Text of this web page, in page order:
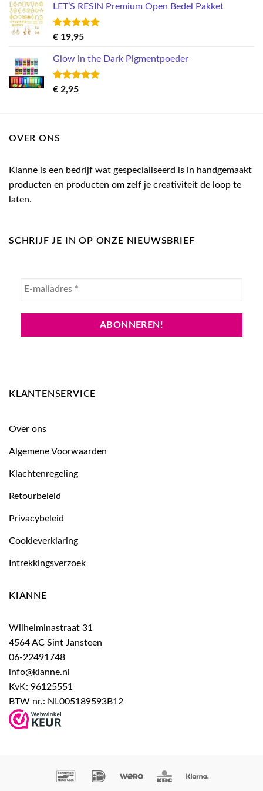
was:
€ 7,95.
is:
LET’S RESIN Premium Open Bedel Pakket
Gewaardeerd
€ 19,95
Glow in the Dark Pigmentpoeder
Gewaardeerd
€ 2,95
OVER ONS
Kianne is een bedrijf wat gespecialiseerd is in handgemaakt
producten en producten om zelf je creativiteit de loop te
laten.
SCHRIJF JE IN OP ONZE NIEUWSBRIEF
KLANTENSERVICE
Over ons
Algemene Voorwaarden
Klachtenregeling
Retourbeleid
Privacybeleid
Cookieverklaring
Intrekkingsverzoek
KIANNE
Wilhelminastraat 31
4564 AC Sint Jansteen
06-22491748
info@kianne.nl
KvK: 96125551
BTW nr.: NL005189593B12
BancontactIDeal Wero KBC